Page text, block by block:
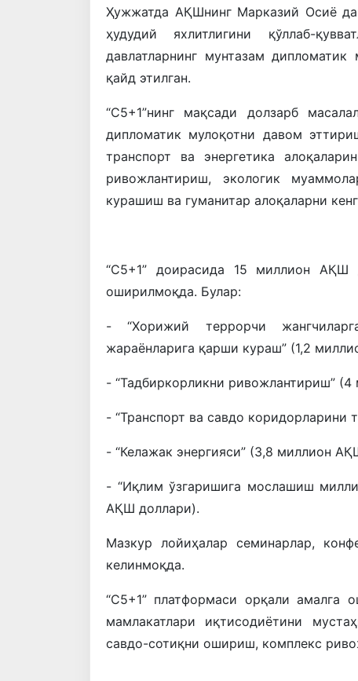
Ҳужжатда АҚШнинг Марказий Осиё
ҳудудий яхлитлигини қўллаб-
давлатларнинг мунтазам
қайд этилган.
“С5+1”нинг мақсади долзарб
дипломатик мулоқотни давом
транспорт ва энергетика
ривожлантириш, экологик
курашиш ва гуманитар алоқаларни
“С5+1” доирасида 15 миллион АҚШ
оширилмоқда. Булар:
- “Хорижий террорчи
жараёнларига қарши кураш” (1,2
- “Тадбиркорликни ривожлантириш”
- “Транспорт ва савдо
- “Келажак энергияси” (3,8 миллион
- “Иқлим ўзгаришига мослашиш
АҚШ доллари).
Мазкур лойиҳалар семинарлар,
келинмоқда.
“С5+1” платформаси орқали амалга
мамлакатлари иқтисодиётини
савдо-сотиқни ошириш, комплекс